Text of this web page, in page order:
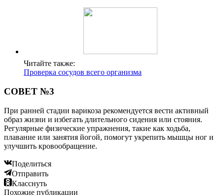
Читайте также:
Проверка сосудов всего организма
СОВЕТ №3
При ранней стадии варикоза рекомендуется вести активный
образ жизни и избегать длительного сидения или стояния.
Регулярные физические упражнения, такие как ходьба,
плавание или занятия йогой, помогут укрепить мышцы ног и
улучшить кровообращение.
Поделиться
Отправить
Класснуть
Похожие публикации